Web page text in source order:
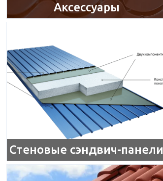
Аксессуары
Стеновые сэндвич-панели​